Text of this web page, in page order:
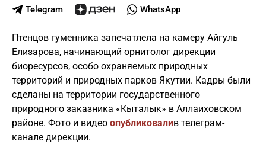
Telegram WhatsApp
Птенцов гуменника запечатлела на камеру Айгуль
Елизарова, начинающий орнитолог дирекции
биоресурсов, особо охраняемых природных
территорий и природных парков Якутии. Кадры были
сделаны на территории государственного
природного заказника «Кыталык» в Аллаиховском
районе. Фото и видео опубликовалив телеграм-
канале дирекции.